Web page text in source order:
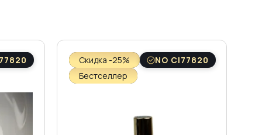
Скидка -25%
NO CI77820
Бестселлер